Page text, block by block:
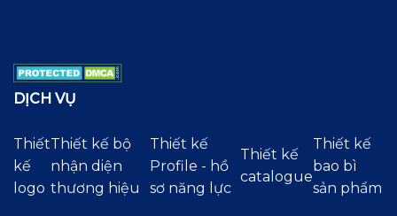
DỊCH VỤ
Thiết
kế
logo
Thiết kế bộ
nhận diện
thương hiệu
Thiết kế
Profile - hồ
sơ năng lực
Thiết kế
catalogue
Thiết kế
bao bì
sản phẩm